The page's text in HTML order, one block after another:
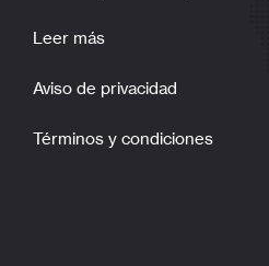
Leer más
Aviso de privacidad
Términos y condiciones